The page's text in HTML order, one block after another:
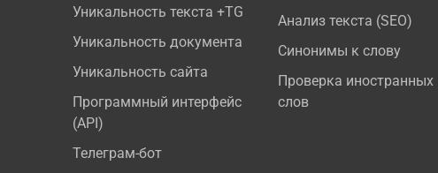
Уникальность текста +TG
Уникальность документа
Уникальность сайта
Программный интерфейс
(API)
Телеграм-бот
Анализ текста (SEO)
Синонимы к слову
Проверка иностранных
слов